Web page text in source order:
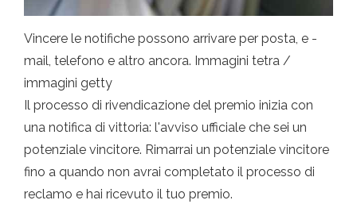
Vincere le notifiche possono arrivare per posta, e -
mail, telefono e altro ancora. Immagini tetra /
immagini getty
Il processo di rivendicazione del premio inizia con
una notifica di vittoria: l'avviso ufficiale che sei un
potenziale vincitore. Rimarrai un potenziale vincitore
fino a quando non avrai completato il processo di
reclamo e hai ricevuto il tuo premio.